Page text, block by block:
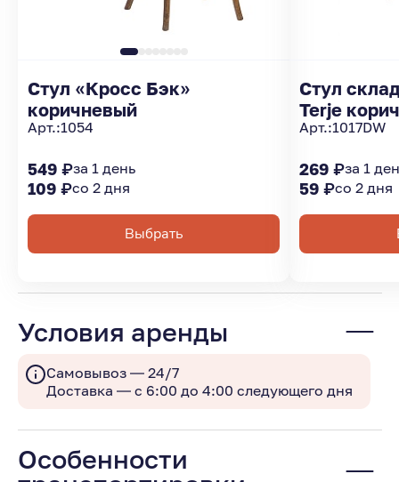
Стул «Кросс Бэк»
коричневый
Арт.:1054
549 ₽за 1 день
109 ₽со 2 дня
Выбрать
Стул
Terje
Арт.:1017DW
269 ₽за 1
59 ₽со 2 дня
Условия аренды
Самовывоз — 24/7
Доставка — с 6:00 до 4:00 следующего дня
Особенности